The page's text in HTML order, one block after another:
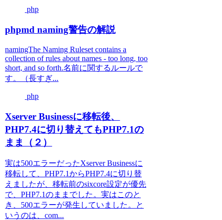
php
phpmd naming警告の解説
namingThe Naming Ruleset contains a
collection of rules about names - too long, too
short, and so forth.名前に関するルールで
す。（長すぎ...
php
Xserver Businessに移転後、
PHP7.4に切り替えてもPHP7.1の
まま（２）
実は500エラーだったXserver Businessに
移転して、PHP7.1からPHP7.4に切り替
えましたが、移転前のsixcore設定が優先
で、PHP7.1のままでした。実はこのと
き、500エラーが発生していました。と
いうのは、com...